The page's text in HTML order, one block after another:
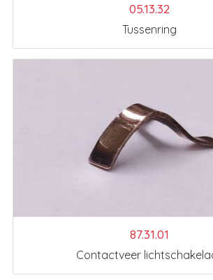
05.13.32
Tussenring
87.31.01
Contactveer